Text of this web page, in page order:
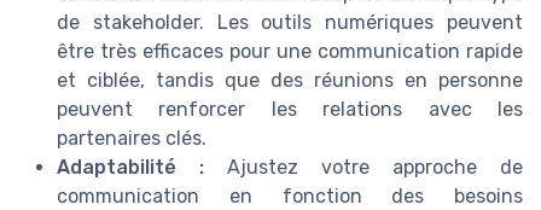
de stakeholder. Les outils numériques peuvent
être très efficaces pour une communication rapide
et ciblée, tandis que des réunions en personne
peuvent renforcer les relations avec les
partenaires clés.
Adaptabilité : Ajustez votre approche de
communication en fonction des besoins